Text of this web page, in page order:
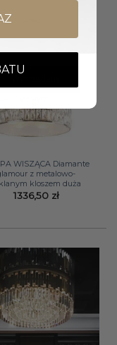
WISZĄCA Diamante
z metalowo-
kloszem duża
1336,50 zł